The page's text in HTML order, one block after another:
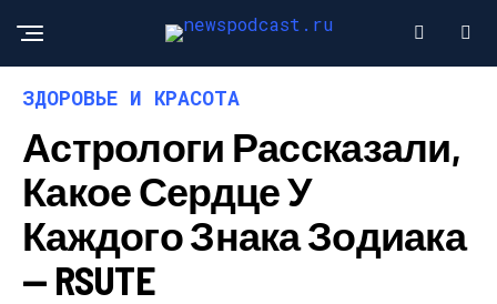
ЗДОРОВЬЕ И КРАСОТА
Астрологи Рассказали,
Какое Сердце У
Каждого Знака Зодиака
— RSUTE